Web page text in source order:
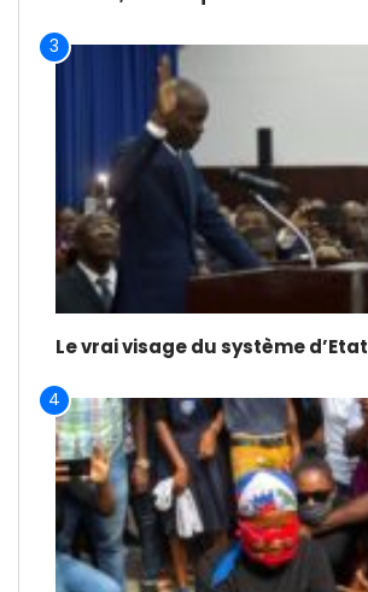
3
Le vrai visage du système d’Etat
4